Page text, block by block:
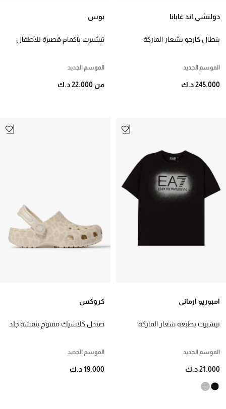
بنطال كارجو بشعار الماركة
دولتشي اند غابانا
الموسم الجديد
245.000 د.ك
تيشيرت بأكمام قصيرة للأطفال
بوس
الموسم الجديد
من 22.000 د.ك
تيشيرت بطبعة شعار الماركة
امبوريو ارماني
الموسم الجديد
21.000 د.ك
صندل كلاسيك مفتوح بنقشة جلد
كروكس
الموسم الجديد
19.000 د.ك